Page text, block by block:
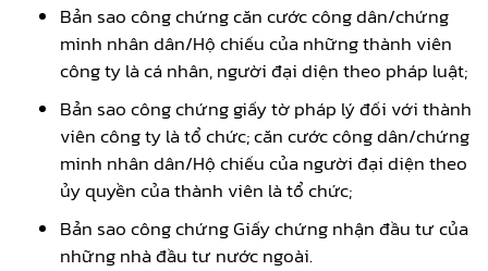
Bản sao công chứng căn cước công dân/chứng
minh nhân dân/Hộ chiếu của những thành viên
công ty là cá nhân, người đại diện theo pháp luật;
Bản sao công chứng giấy tờ pháp lý đối với thành
viên công ty là tổ chức; căn cước công dân/chứng
minh nhân dân/Hộ chiếu của người đại diện theo
ủy quyền của thành viên là tổ chức;
Bản sao công chứng Giấy chứng nhận đầu tư của
những nhà đầu tư nước ngoài.